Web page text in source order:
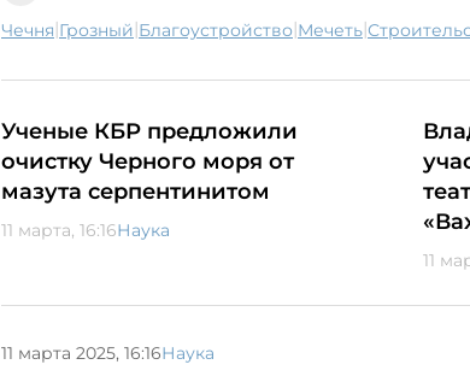
Чечня| Грозный| благоустройство| мечеть|
Ученые КБР предложили
очистку Черного моря от
мазута серпентинитом
11 марта, 16:16Наука
11
11 марта 2025, 16:16Наука